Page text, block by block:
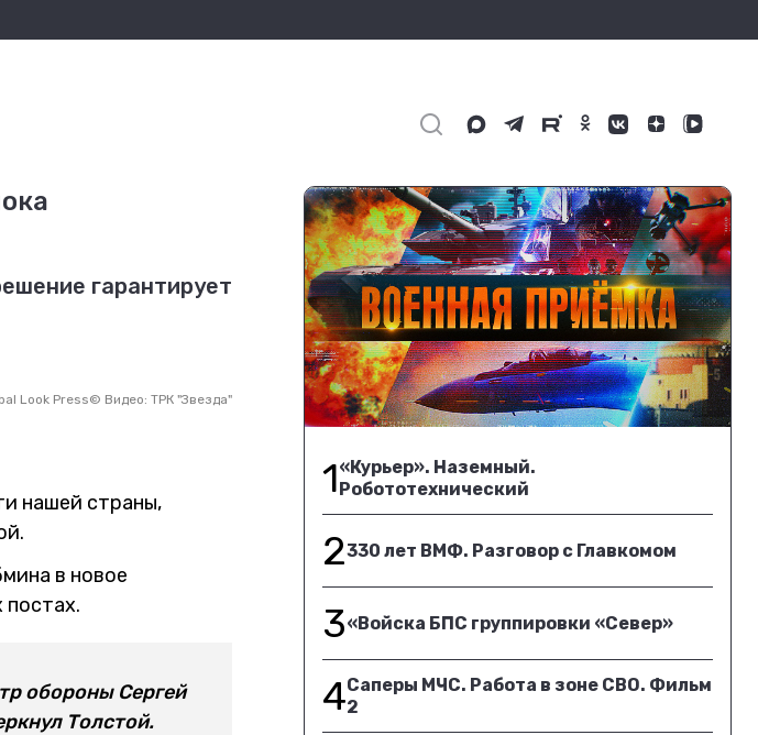
гарантирует
Look Press© Видео: ТРК "Звезда"
нашей страны,
в новое
обороны Сергей
Толстой.
1«Курьер». Наземный.
Робототехнический
2330 лет ВМФ. Разговор с Главкомом
3«Войска БПС группировки «Север»
4Саперы МЧС. Работа в зоне СВО. Фильм
2